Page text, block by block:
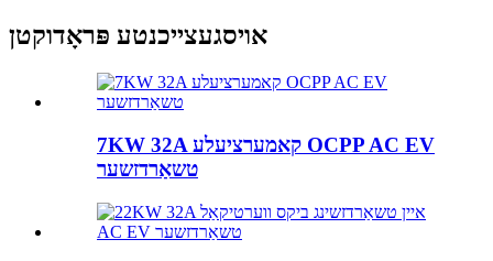
אויסגעצייכנטע פּראָדוקטן
7KW 32A קאמערציעלע OCPP AC EV
טשאַרדזשער